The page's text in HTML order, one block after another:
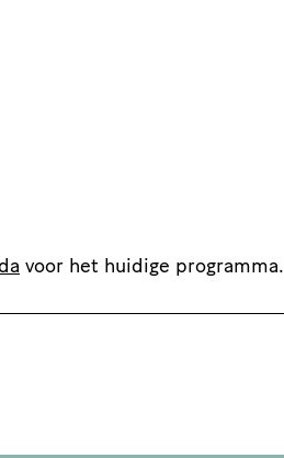
voor het huidige programma.